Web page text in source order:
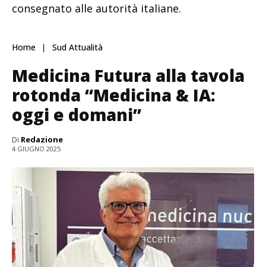
consegnato alle autorità italiane.
Home Sud Attualità
Medicina Futura alla tavola
rotonda “Medicina & IA:
oggi e domani”
Di Redazione
4 GIUGNO 2025